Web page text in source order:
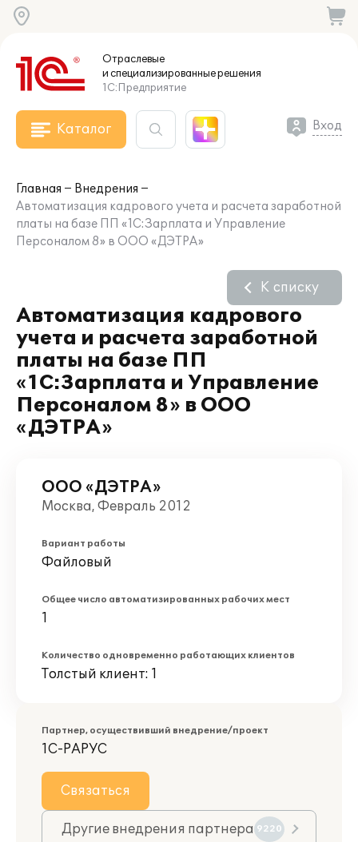
Отраслевые
и специализированныерешения
1С:Предприятие
Каталог Вход
Главная
Внедрения
Автоматизация кадрового учета и расчета заработной
платы на базе ПП «1С:Зарплата и Управление
Персоналом 8» в ООО «ДЭТРА»
Автоматизация кадрового
учета и расчета заработной
платы на базе ПП
«1С:Зарплата и Управление
Персоналом 8» в ООО
«ДЭТРА»
К списку
ООО «ДЭТРА»
Москва, Февраль 2012
Вариант работы
Файловый
Общее число автоматизированных рабочих мест
1
Количество одновременно работающих клиентов
Толстый клиент: 1
Партнер, осуществивший внедрение/проект
1С-РАРУС
Связаться
Другие внедрения партнера 9220